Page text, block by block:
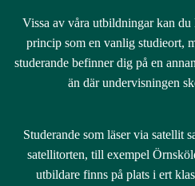
Vissa av våra utbildningar kan du
princip som en vanlig studieort,
studerande befinner dig på en
än där undervisningen
Studerande som läser via satellit
satellitorten, till exempel
utbildare finns på plats i ert